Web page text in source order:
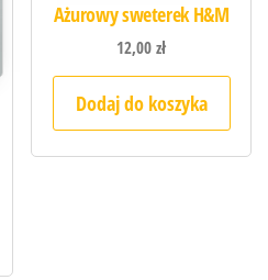
Ażurowy sweterek H&M
12,00zł
Dodaj do koszyka